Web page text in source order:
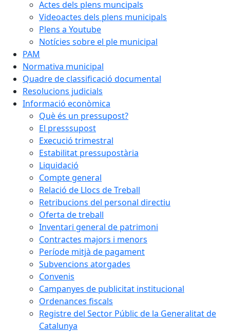
Actes dels plens muncipals
Videoactes dels plens municipals
Plens a Youtube
Notícies sobre el ple municipal
PAM
Normativa municipal
Quadre de classificació documental
Resolucions judicials
Informació econòmica
Què és un pressupost?
El presssupost
Execució trimestral
Estabilitat pressupostària
Liquidació
Compte general
Relació de Llocs de Treball
Retribucions del personal directiu
Oferta de treball
Inventari general de patrimoni
Contractes majors i menors
Període mitjà de pagament
Subvencions atorgades
Convenis
Campanyes de publicitat institucional
Ordenances fiscals
Registre del Sector Públic de la Generalitat de
Catalunya